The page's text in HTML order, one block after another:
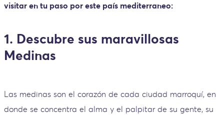
visitar en tu paso por este país mediterraneo:
1. Descubre sus maravillosas
Medinas
Las medinas son el corazón de cada ciudad marroquí, en
donde se concentra el alma y el palpitar de su gente, su